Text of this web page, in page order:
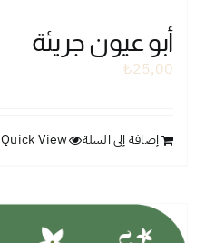
أبو عيون جريئة
₺25,00
إضافة إلى السلة Quick View